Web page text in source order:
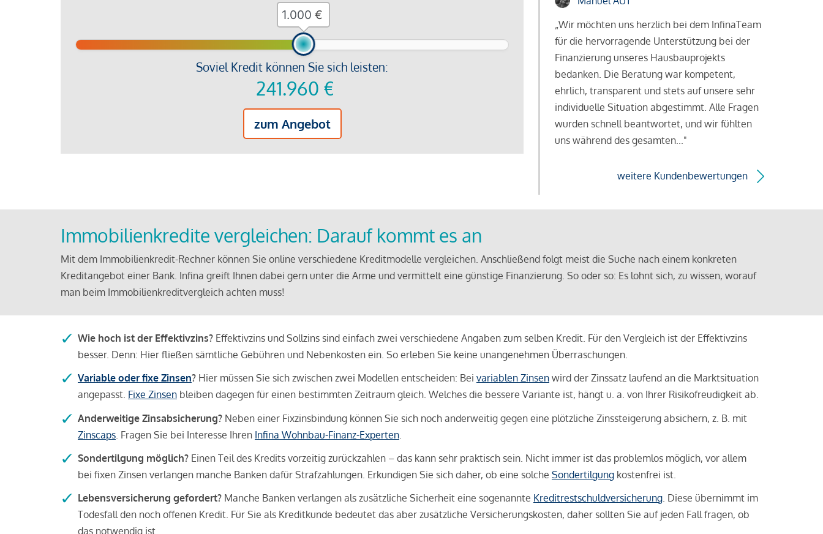
Soviel Kredit können Sie sich leisten:
241.960 €
zum Angebot
€
„Wir möchten uns herzlich bei dem InfinaTeam
für die hervorragende Unterstützung bei der
Finanzierung unseres Hausbauprojekts
bedanken. Die Beratung war kompetent,
ehrlich, transparent und stets auf unsere sehr
individuelle Situation abgestimmt. Alle Fragen
wurden schnell beantwortet, und wir fühlten
uns während des gesamten..."
weitere Kundenbewertungen
Immobilienkredite vergleichen: Darauf kommt es an
Mit dem Immobilienkredit-Rechner können Sie online verschiedene Kreditmodelle vergleichen. Anschließend folgt meist die Suche nach einem konkreten
Kreditangebot einer Bank. Infina greift Ihnen dabei gern unter die Arme und vermittelt eine günstige Finanzierung. So oder so: Es lohnt sich, zu wissen, worauf
man beim Immobilienkreditvergleich achten muss!
Wie hoch ist der Effektivzins? Effektivzins und Sollzins sind einfach zwei verschiedene Angaben zum selben Kredit. Für den Vergleich ist der Effektivzins
besser. Denn: Hier fließen sämtliche Gebühren und Nebenkosten ein. So erleben Sie keine unangenehmen Überraschungen.
Variable oder fixe Zinsen? Hier müssen Sie sich zwischen zwei Modellen entscheiden: Bei variablen Zinsen wird der Zinssatz laufend an die Marktsituation
angepasst. Fixe Zinsen bleiben dagegen für einen bestimmten Zeitraum gleich. Welches die bessere Variante ist, hängt u. a. von Ihrer Risikofreudigkeit ab.
Anderweitige Zinsabsicherung? Neben einer Fixzinsbindung können Sie sich noch anderweitig gegen eine plötzliche Zinssteigerung absichern, z. B. mit
Zinscaps . Fragen Sie bei Interesse Ihren Infina Wohnbau-Finanz-Experten
Sondertilgung möglich? Einen Teil des Kredits vorzeitig zurückzahlen – das kann sehr praktisch sein. Nicht immer ist das problemlos möglich, vor allem
bei fixen Zinsen verlangen manche Banken dafür Strafzahlungen. Erkundigen Sie sich daher, ob eine solche Sondertilgung kostenfrei ist.
Lebensversicherung gefordert? Manche Banken verlangen als zusätzliche Sicherheit eine sogenannte Kreditrestschuldversicherung . Diese übernimmt im
Todesfall den noch offenen Kredit. Für Sie als Kreditkunde bedeutet das aber zusätzliche Versicherungskosten, daher sollten Sie auf jeden Fall fragen, ob
das notwendig ist.